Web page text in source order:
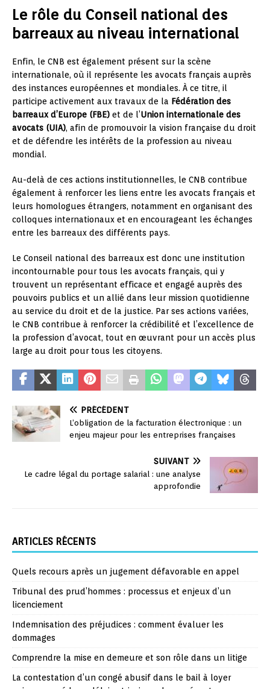
Le rôle du Conseil national des
barreaux au niveau international
Enfin, le CNB est également présent sur la scène
internationale, où il représente les avocats français auprès
des instances européennes et mondiales. À ce titre, il
participe activement aux travaux de la Fédération des
barreaux d’Europe (FBE) et de l’Union internationale des
avocats (UIA), afin de promouvoir la vision française du droit
et de défendre les intérêts de la profession au niveau
mondial.
Au-delà de ces actions institutionnelles, le CNB contribue
également à renforcer les liens entre les avocats français et
leurs homologues étrangers, notamment en organisant des
colloques internationaux et en encourageant les échanges
entre les barreaux des différents pays.
Le Conseil national des barreaux est donc une institution
incontournable pour tous les avocats français, qui y
trouvent un représentant efficace et engagé auprès des
pouvoirs publics et un allié dans leur mission quotidienne
au service du droit et de la justice. Par ses actions variées,
le CNB contribue à renforcer la crédibilité et l’excellence de
la profession d’avocat, tout en œuvrant pour un accès plus
large au droit pour tous les citoyens.
PRÉCÉDENT
L’obligation de la facturation électronique : un
enjeu majeur pour les entreprises françaises
SUIVANT
Le cadre légal du portage salarial : une analyse
approfondie
ARTICLES RÉCENTS
Quels recours après un jugement défavorable en appel
Tribunal des prud’hommes : processus et enjeux d’un
licenciement
Indemnisation des préjudices : comment évaluer les
dommages
Comprendre la mise en demeure et son rôle dans un litige
La contestation d’un congé abusif dans le bail à loyer